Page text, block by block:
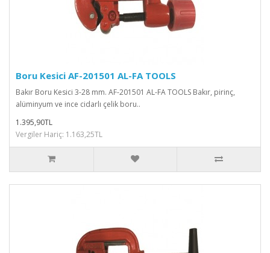
Boru Kesici AF-201501 AL-FA TOOLS
Bakır Boru Kesici 3-28 mm. AF-201501 AL-FA TOOLS Bakır, pirinç,
alüminyum ve ince cidarlı çelik boru..
1.395,90TL
Vergiler Hariç: 1.163,25TL